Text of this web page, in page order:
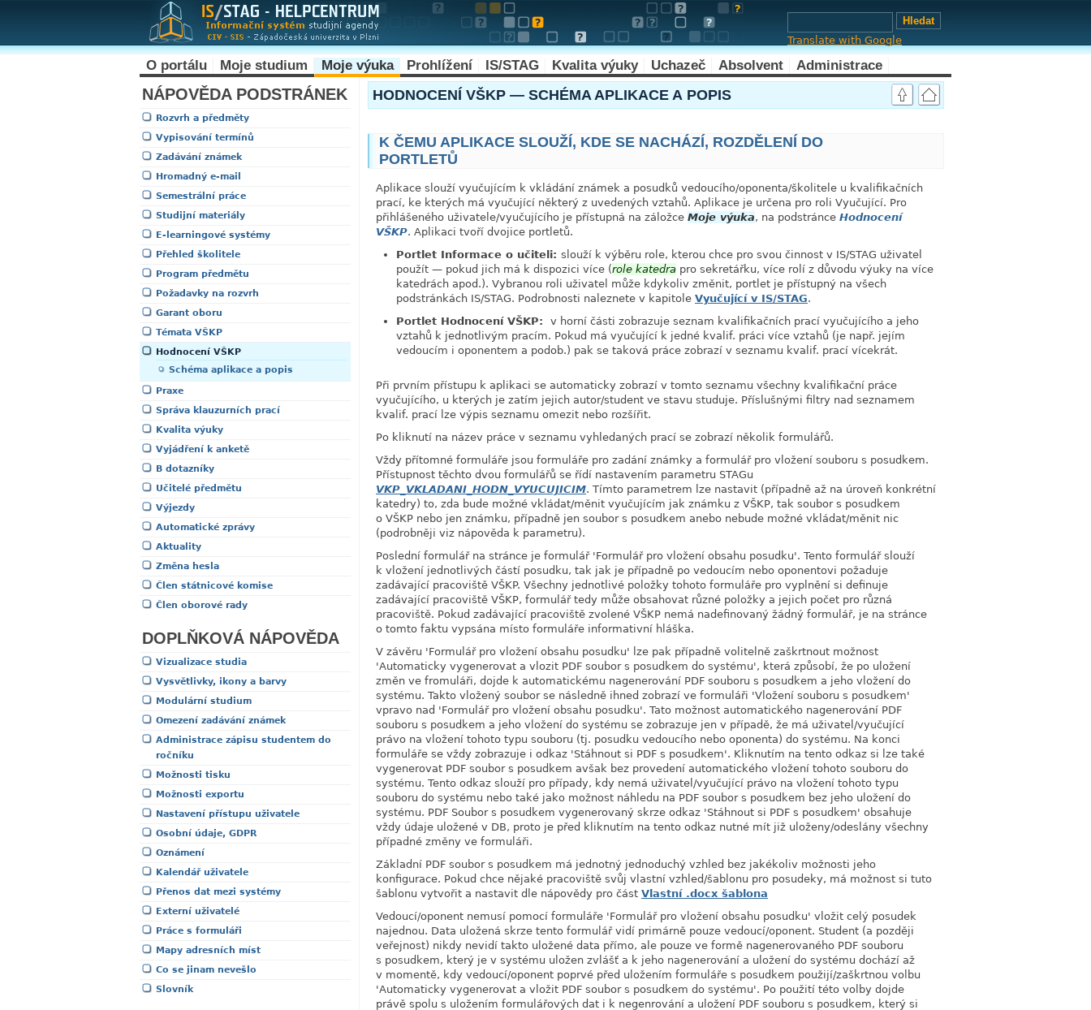
Translate with Google
O portálu Moje studium Moje výuka Prohlížení IS/STAG Kvalita výuky Uchazeč Absolvent Administrace
NÁPOVĚDA PODSTRÁNEK
Rozvrh a předměty
Vypisování termínů
Zadávání známek
Hromadný e-mail
Semestrální práce
Studijní materiály
E-learningové systémy
Přehled školitele
Program předmětu
Požadavky na rozvrh
Garant oboru
Témata VŠKP
Hodnocení VŠKP
Schéma aplikace a popis
Praxe
Správa klauzurních prací
Kvalita výuky
Vyjádření k anketě
B dotazníky
Učitelé předmětu
Výjezdy
Automatické zprávy
Aktuality
Změna hesla
Člen státnicové komise
Člen oborové rady
DOPLŇKOVÁ NÁPOVĚDA
Vizualizace studia
Vysvětlivky, ikony a barvy
Modulární studium
Omezení zadávání známek
Administrace zápisu studentem do
ročníku
Možnosti tisku
Možnosti exportu
Nastavení přístupu uživatele
Osobní údaje, GDPR
Oznámení
Kalendář uživatele
Přenos dat mezi systémy
Externí uživatelé
Práce s formuláři
Mapy adresních míst
Co se jinam nevešlo
Slovník
link
HODNOCENÍ VŠKP — SCHÉMA APLIKACE A POPIS
K ČEMU APLIKACE SLOUŽÍ, KDE SE NACHÁZÍ, ROZDĚLENÍ DO
PORTLETŮ
Aplikace slouží vyučujícím k vkládání známek a posudků vedoucího/oponenta/školitele u kvalifikačních
prací, ke kterých má vyučující některý z uvedených vztahů. Aplikace je určena pro roli Vyučující. Pro
přihlášeného uživatele/vyučujícího je přístupná na záložce Moje výuka, na podstránce Hodnocení
VŠKP. Aplikaci tvoří dvojice portletů.
Portlet Informace o učiteli: slouží k výběru role, kterou chce pro svou činnost v IS/STAG uživatel
použít — pokud jich má k dispozici více (role katedra pro sekretářku, více rolí z důvodu výuky na více
katedrách apod.). Vybranou roli uživatel může kdykoliv změnit, portlet je přístupný na všech
podstránkách IS/STAG. Podrobnosti naleznete v kapitole Vyučující v IS/STAG.
Portlet Hodnocení VŠKP:
v horní části zobrazuje seznam kvalifikačních prací vyučujícího a jeho
vztahů k jednotlivým pracím. Pokud má vyučující k jedné kvalif. práci více vztahů (je např. jejím
vedoucím i oponentem a podob.) pak se taková práce zobrazí v seznamu kvalif. prací vícekrát.
Při prvním přístupu k aplikaci se automaticky zobrazí v tomto seznamu všechny kvalifikační práce
vyučujícího, u kterých je zatím jejich autor/student ve stavu studuje. Příslušnými filtry nad seznamem
kvalif. prací lze výpis seznamu omezit nebo rozšířit.
Po kliknutí na název práce v seznamu vyhledaných prací se zobrazí několik formulářů.
Vždy přítomné formuláře jsou formuláře pro zadání známky a formulář pro vložení souboru s posudkem.
Přístupnost těchto dvou formulářů se řídí nastavením parametru STAGu
VKP_VKLADANI_HODN_VYUCUJICIM. Tímto parametrem lze nastavit (případně až na úroveň konkrétní
katedry) to, zda bude možné vkládat/měnit vyučujícím jak známku z VŠKP, tak soubor s posudkem
o VŠKP nebo jen známku, případně jen soubor s posudkem anebo nebude možné vkládat/měnit nic
(podrobněji viz nápověda k parametru).
Poslední formulář na stránce je formulář 'Formulář pro vložení obsahu posudku'. Tento formulář slouží
k vložení jednotlivých částí posudku, tak jak je případně po vedoucím nebo oponentovi požaduje
zadávající pracoviště VŠKP. Všechny jednotlivé položky tohoto formuláře pro vyplnění si definuje
zadávající pracoviště VŠKP, formulář tedy může obsahovat různé položky a jejich počet pro různá
pracoviště. Pokud zadávající pracoviště zvolené VŠKP nemá nadefinovaný žádný formulář, je na stránce
o tomto faktu vypsána místo formuláře informativní hláška.
V závěru 'Formulář pro vložení obsahu posudku' lze pak případně volitelně zaškrtnout možnost
'Automaticky vygenerovat a vlozit PDF soubor s posudkem do systému', která způsobí, že po uložení
změn ve fromuláři, dojde k automatickému nagenerování PDF souboru s posudkem a jeho vložení do
systému. Takto vložený soubor se následně ihned zobrazí ve formuláři 'Vložení souboru s posudkem'
vpravo nad 'Formulář pro vložení obsahu posudku'. Tato možnost automatického nagenerování PDF
souboru s posudkem a jeho vložení do systému se zobrazuje jen v případě, že má uživatel/vyučující
právo na vložení tohoto typu souboru (tj. posudku vedoucího nebo oponenta) do systému. Na konci
formuláře se vždy zobrazuje i odkaz 'Stáhnout si PDF s posudkem'. Kliknutím na tento odkaz si lze také
vygenerovat PDF soubor s posudkem avšak bez provedení automatického vložení tohoto souboru do
systému. Tento odkaz slouží pro případy, kdy nemá uživatel/vyučující právo na vložení tohoto typu
souboru do systému nebo také jako možnost náhledu na PDF soubor s posudkem bez jeho uložení do
systému. PDF Soubor s posudkem vygenerovaný skrze odkaz 'Stáhnout si PDF s posudkem' obsahuje
vždy údaje uložené v DB, proto je před kliknutím na tento odkaz nutné mít již uloženy/odeslány všechny
případné změny ve formuláři.
Základní PDF soubor s posudkem má jednotný jednoduchý vzhled bez jakékoliv možnosti jeho
konfigurace. Pokud chce nějaké pracoviště svůj vlastní vzhled/šablonu pro posudeky, má možnost si tuto
šablonu vytvořit a nastavit dle nápovědy pro část Vlastní .docx šablona
Vedoucí/oponent nemusí pomocí formuláře 'Formulář pro vložení obsahu posudku' vložit celý posudek
najednou. Data uložená skrze tento formulář vidí primárně pouze vedoucí/oponent. Student (a později
veřejnost) nikdy nevidí takto uložené data přímo, ale pouze ve formě nagenerovaného PDF souboru
s posudkem, který je v systému uložen zvlášť a k jeho nagenerování a uložení do systému dochází až
v momentě, kdy vedoucí/oponent poprvé před uložením formuláře s posudkem použijí/zaškrtnou volbu
'Automaticky vygenerovat a vložit PDF soubor s posudkem do systému'. Po použití této volby dojde
právě spolu s uložením formulářových dat i k negenrování a uložení PDF souboru s posudkem, který si